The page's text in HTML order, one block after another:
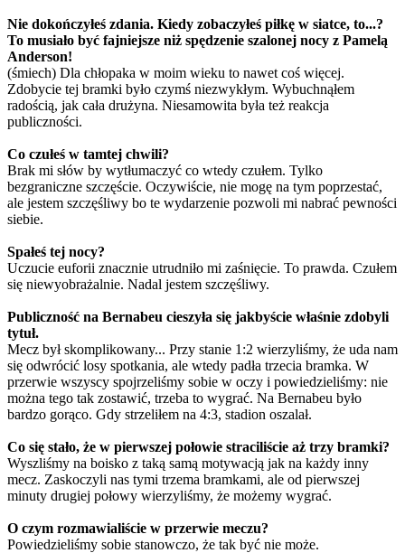
Nie dokończyłeś zdania. Kiedy zobaczyłeś piłkę w siatce, to...?
To musiało być fajniejsze niż spędzenie szalonej nocy z Pamelą
Anderson!
(śmiech) Dla chłopaka w moim wieku to nawet coś więcej.
Zdobycie tej bramki było czymś niezwykłym. Wybuchnąłem
radością, jak cała drużyna. Niesamowita była też reakcja
publiczności.
Co czułeś w tamtej chwili?
Brak mi słów by wytłumaczyć co wtedy czułem. Tylko
bezgraniczne szczęście. Oczywiście, nie mogę na tym poprzestać,
ale jestem szczęśliwy bo te wydarzenie pozwoli mi nabrać pewności
siebie.
Spałeś tej nocy?
Uczucie euforii znacznie utrudniło mi zaśnięcie. To prawda. Czułem
się niewyobrażalnie. Nadal jestem szczęśliwy.
Publiczność na Bernabeu cieszyła się jakbyście właśnie zdobyli
tytuł.
Mecz był skomplikowany... Przy stanie 1:2 wierzyliśmy, że uda nam
się odwrócić losy spotkania, ale wtedy padła trzecia bramka. W
przerwie wszyscy spojrzeliśmy sobie w oczy i powiedzieliśmy: nie
można tego tak zostawić, trzeba to wygrać. Na Bernabeu było
bardzo gorąco. Gdy strzeliłem na 4:3, stadion oszalał.
Co się stało, że w pierwszej połowie straciliście aż trzy bramki?
Wyszliśmy na boisko z taką samą motywacją jak na każdy inny
mecz. Zaskoczyli nas tymi trzema bramkami, ale od pierwszej
minuty drugiej połowy wierzyliśmy, że możemy wygrać.
O czym rozmawialiście w przerwie meczu?
Powiedzieliśmy sobie stanowczo, że tak być nie może.